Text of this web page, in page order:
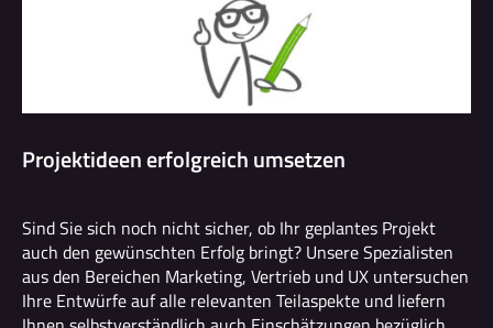
Projektideen erfolgreich umsetzen
Sind Sie sich noch nicht sicher, ob Ihr geplantes Projekt
auch den gewünschten Erfolg bringt? Unsere Spezialisten
aus den Bereichen Marketing, Vertrieb und UX untersuchen
Ihre Entwürfe auf alle relevanten Teilaspekte und liefern